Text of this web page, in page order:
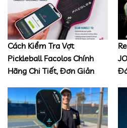
Cách Kiểm Tra Vợt
Pickleball Facolos Chính
Hãng Chi Tiết, Đơn Giản